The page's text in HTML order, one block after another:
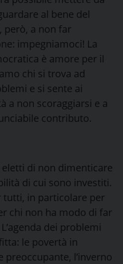
al bene del
però, a non far
impegniamoci! La
è amore per il
chi si trova ad
e si sente ai
a non scoraggiarsi e a
contributo.
di non dimenticare
di cui sono investiti.
tutti, in particolare per
chi non ha modo di far
dei problemi
le povertà in
l’inverno